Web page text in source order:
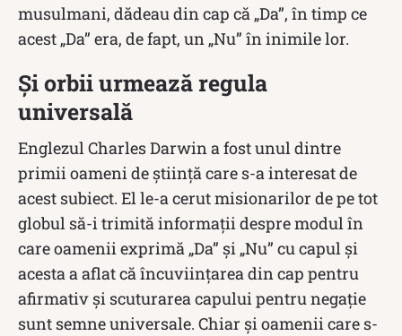
musulmani, dădeau din cap că „Da”, în timp ce
acest „Da” era, de fapt, un „Nu” în inimile lor.
Și orbii urmează regula
universală
Englezul Charles Darwin a fost unul dintre
primii oameni de știință care s-a interesat de
acest subiect. El le-a cerut misionarilor de pe tot
globul să-i trimită informații despre modul în
care oamenii exprimă „Da” și „Nu” cu capul și
acesta a aflat că încuviințarea din cap pentru
afirmativ și scuturarea capului pentru negație
sunt semne universale. Chiar și oamenii care s-